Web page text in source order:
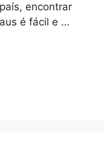
encontrar
é fácil e …